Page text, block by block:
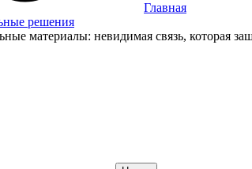
Главная
решения
материалы: невидимая связь, которая